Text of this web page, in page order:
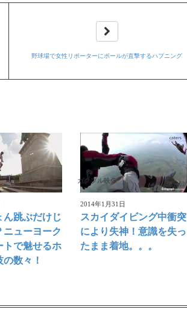
野球場で女性リポーターにボールが直撃するハプニング
ん跳ぶだけじ
ニューヨーク
トで魅せるホ
数々！
ガクブル映像
2014年1月31日
スカイダイビング中衝突
により失神！意識を失っ
たまま着地。。。